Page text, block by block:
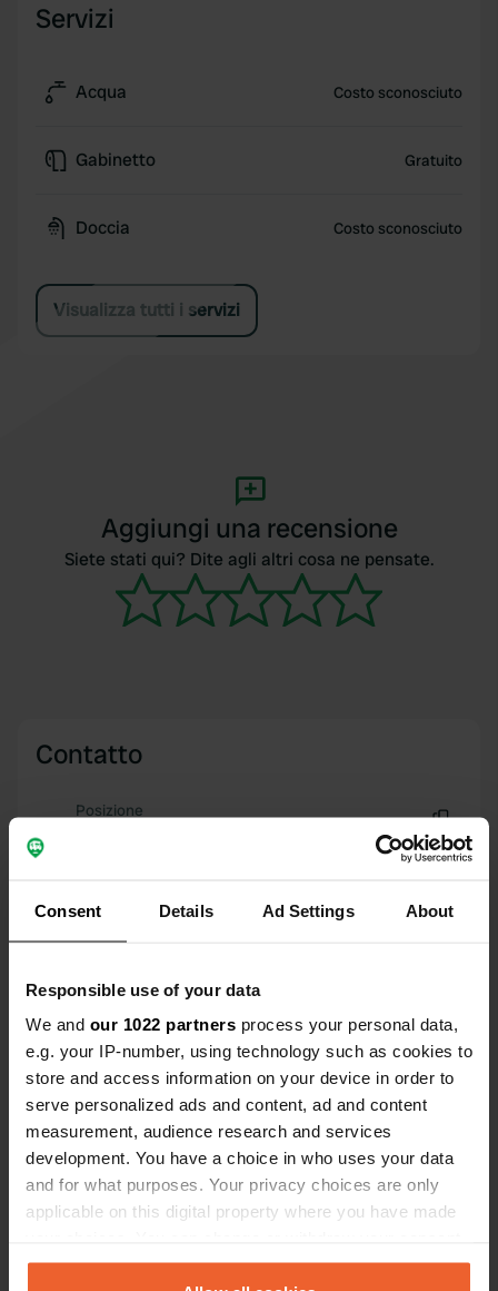
Consent Details Ad Settings About
Responsible use of your data
We and our 1022 partners process your personal data,
e.g. your IP-number, using technology such as cookies to
store and access information on your device in order to
serve personalized ads and content, ad and content
measurement, audience research and services
development. You have a choice in who uses your data
and for what purposes. Your privacy choices are only
applicable on this digital property where you have made
any time from the Cookie Declaration or by clicking on
Servizi
Acqua Costo sconosciuto
Gabinetto Gratuito
Doccia Costo sconosciuto
Visualizza tutti i servizi
Aggiungi una recensione
Siete stati qui? Dite agli altri cosa ne pensate.
Contatto
Posizione
Copia
Coordinate
54° 44' 59" N 3° 2' 54" W
54.74986 -3.0484
Codice sito
111848 Copia
Upgrade aPRO+
per tutti i dettagli di contatto PRO+
Mappa
Mostra sulla mappa
Sito web